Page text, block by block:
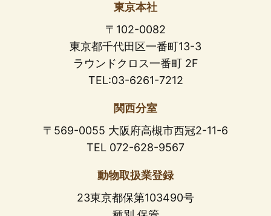
東京本社
〒102-0082
東京都千代田区一番町13-3
ラウンドクロス一番町 2F
TEL:03-6261-7212
関西分室
〒569-0055 大阪府高槻市西冠2-11-6
TEL 072-628-9567
動物取扱業登録
23東京都保第103490号